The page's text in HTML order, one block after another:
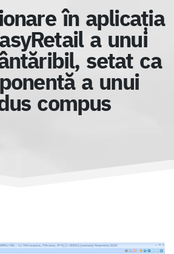
în aplicația
a unui
setat ca
a unui
compus